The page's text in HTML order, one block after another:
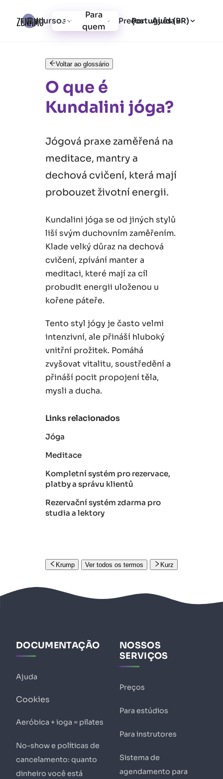
Recursos
Para
quem
Preços Ajuda
Entrar Cadastrar-se Português (BR)
Voltar ao glossário
O que é
Kundalini jóga?
Jógová praxe zaměřená na
meditace, mantry a
dechová cvičení, která mají
probouzet životní energii.
Kundalini jóga se od jiných stylů
liší svým duchovním zaměřením.
Klade velký důraz na dechová
cvičení, zpívání manter a
meditaci, které mají za cíl
probudit energii uloženou u
kořene páteře.
Tento styl jógy je často velmi
intenzivní, ale přináší hluboký
vnitřní prožitek. Pomáhá
zvyšovat vitalitu, soustředění a
přináší pocit propojení těla,
mysli a ducha.
Links relacionados
Jóga
Meditace
Kompletní systém pro rezervace,
platby a správu klientů
Rezervační systém zdarma pro
studia a lektory
Krump Ver todos os termos Kurz
DOCUMENTAÇÃO
Ajuda
Cookies
Aeróbica + ioga = pilates
No-show e políticas de
cancelamento: quanto
dinheiro você está
NOSSOS
SERVIÇOS
Preços
Para estúdios
Para instrutores
Sistema de
agendamento para